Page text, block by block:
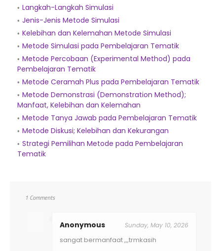
Langkah-Langkah Simulasi
Jenis-Jenis Metode Simulasi
Kelebihan dan Kelemahan Metode Simulasi
Metode Simulasi pada Pembelajaran Tematik
Metode Percobaan (Experimental Method) pada
Pembelajaran Tematik
Metode Ceramah Plus pada Pembelajaran Tematik
Metode Demonstrasi (Demonstration Method);
Manfaat, Kelebihan dan Kelemahan
Metode Tanya Jawab pada Pembelajaran Tematik
Metode Diskusi; Kelebihan dan Kekurangan
Strategi Pemilihan Metode pada Pembelajaran
Tematik
1 Comments
Anonymous Sunday, May 10, 2026
sangat bermanfaat ,,,trmkasih